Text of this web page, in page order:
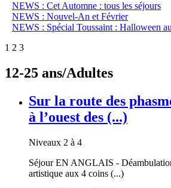
NEWS : Cet Automne : tous les séjours
NEWS : Nouvel-An et Février
NEWS : Spécial Toussaint : Halloween
1 2 3
12-25 ans/Adultes
Sur la route des
à l’ouest des (...)
Niveaux 2 à 4
Séjour EN ANGLAIS -
artistique aux 4 coins (...)